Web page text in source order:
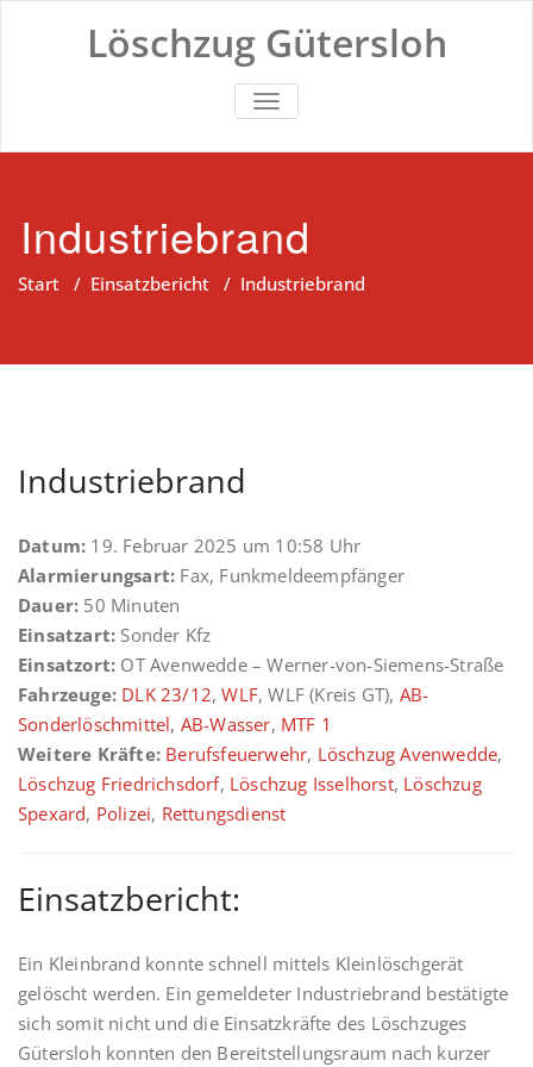
Löschzug Gütersloh
TOGGLE NAVIGATION
Industriebrand
Start / Einsatzbericht / Industriebrand
Industriebrand
Datum: 19. Februar 2025 um 10:58 Uhr
Alarmierungsart: Fax, Funkmeldeempfänger
Dauer: 50 Minuten
Einsatzart: Sonder Kfz
Einsatzort: OT Avenwedde – Werner-von-Siemens-Straße
Fahrzeuge: DLK 23/12,WLF, WLF (Kreis GT), AB-
Sonderlöschmittel, AB-Wasser, MTF 1
Weitere Kräfte: Berufsfeuerwehr, Löschzug Avenwedde,
Löschzug Friedrichsdorf, Löschzug Isselhorst, Löschzug
Spexard, Polizei, Rettungsdienst
Einsatzbericht:
Ein Kleinbrand konnte schnell mittels Kleinlöschgerät
gelöscht werden. Ein gemeldeter Industriebrand bestätigte
sich somit nicht und die Einsatzkräfte des Löschzuges
Gütersloh konnten den Bereitstellungsraum nach kurzer